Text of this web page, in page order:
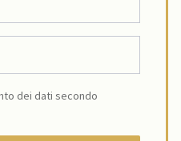
dei dati secondo